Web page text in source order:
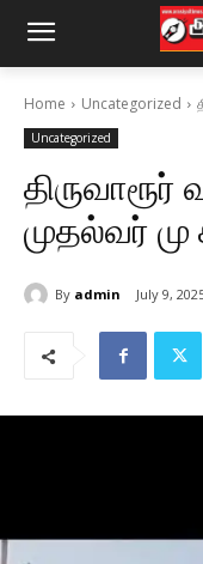
Home Uncategorized
Uncategorized
திருவாரூர்
முதல்வர்
By admin July 9,